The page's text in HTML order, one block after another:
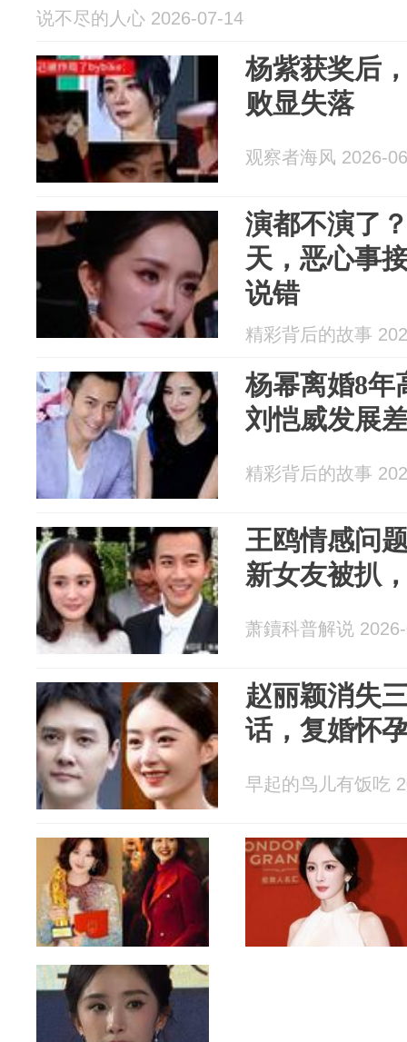
说不尽的人心 2026-07-14
杨紫获奖后
败显失落
观察者海风 2026-
演都不演了
天，恶心事
说错
精彩背后的故事
杨幂离婚8年
刘恺威发展
精彩背后的故事
王鸥情感问
新女友被扒
萧鑟科普解说
赵丽颖消失
话，复婚怀
早起的鸟儿有饭吃